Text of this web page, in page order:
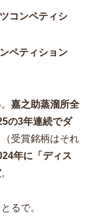
コンペティシ
ペティション
嘉之助蒸溜所全
の3年連続でダ
受賞銘柄はそれ
年に「ディス
。
るで。